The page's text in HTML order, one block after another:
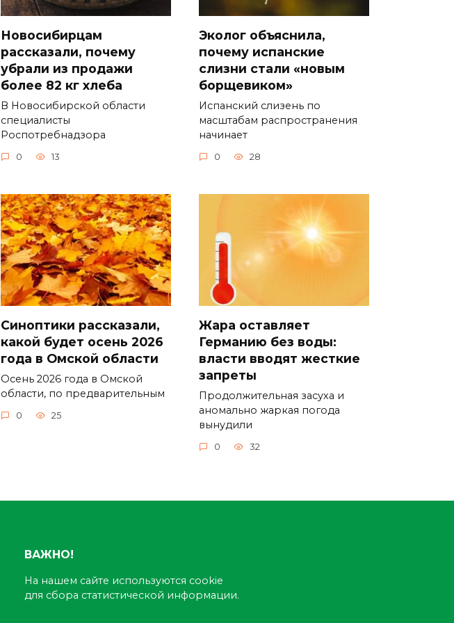
Новосибирцам
рассказали, почему
убрали из продажи
более 82 кг хлеба
В Новосибирской области
специалисты
Роспотребнадзора
0 13
Эколог объяснила,
почему испанские
слизни стали «новым
борщевиком»
Испанский слизень по
масштабам распространения
начинает
0 28
Синоптики рассказали,
какой будет осень 2026
года в Омской области
Осень 2026 года в Омской
области, по предварительным
0 25
Жара оставляет
Германию без воды:
власти вводят жесткие
запреты
Продолжительная засуха и
аномально жаркая погода
вынудили
0 32
ВАЖНО!
На нашем сайте используются cookie
для сбора статистической информации.